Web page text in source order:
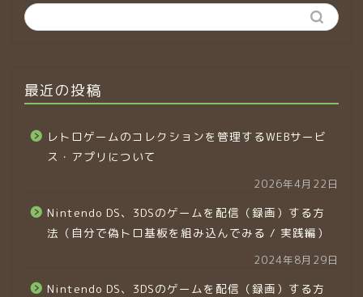
最近の投稿
レトロゲームのコレクションを管理するWEBサービ
ス・アプリについて
2026年4月22日
Nintendo DS、3DSのゲームを配信（録画）する方
法（自分で偽トロ基板を組み込んでみる / 実践編）
2024年8月29日
Nintendo DS、3DSのゲームを配信（録画）する方